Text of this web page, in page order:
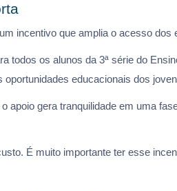
incentivo que amplia o acesso dos
todos os alunos da 3ª série do
educacionais dos
apoio gera tranquilidade em uma
É muito importante ter esse